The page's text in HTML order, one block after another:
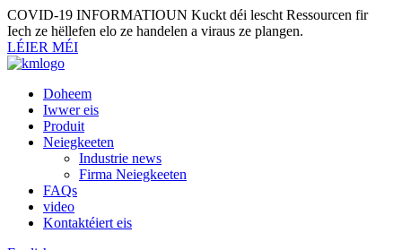
COVID-19 INFORMATIOUN Kuckt déi lescht Ressourcen fir
Iech ze hëllefen elo ze handelen a viraus ze plangen.
LÉIER MÉI
Doheem
Iwwer eis
Produit
Neiegkeeten
Industrie news
Firma Neiegkeeten
FAQs
video
Kontaktéiert eis